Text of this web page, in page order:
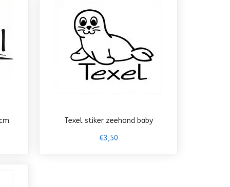
Texel stiker zeehond baby
€3,50